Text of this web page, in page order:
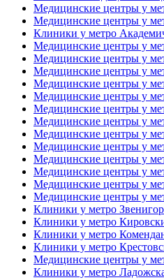
Медицинские центры у
Медицинские центры у
Клиники у метро
Медицинские центры у
Медицинские центры у
Медицинские центры у
Медицинские центры у
Медицинские центры у
Медицинские центры у
Медицинские центры у
Медицинские центры у
Медицинские центры у
Медицинские центры у
Медицинские центры у
Медицинские центры у
Медицинские центры у
Клиники у метро
Клиники у метро
Клиники у метро
Клиники у метро
Медицинские центры у
Клиники у метро